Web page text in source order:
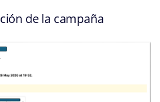
de la campaña